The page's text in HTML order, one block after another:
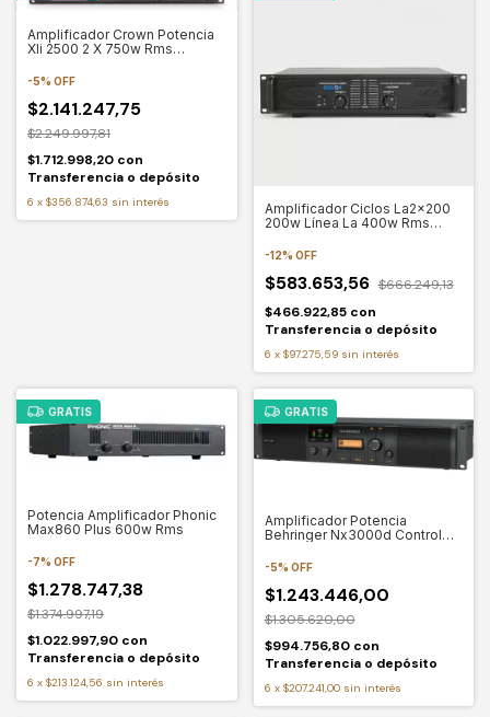
Amplificador Crown Potencia
Xli 2500 2 X 750w Rms
-5% OFF
$2.141.247,75
$2.249.997,81
$1.712.998,20 con
Transferencia o depósito
6 x $356.874,63 sin interés
Amplificador Ciclos La2x200
200w Línea La 400w Rms
-12% OFF
$583.653,56 $666.249,13
$466.922,85 con
Transferencia o depósito
6 x $97.275,59 sin interés
GRATIS
Potencia Amplificador Phonic
Max860 Plus 600w Rms
-7% OFF
$1.278.747,38
$1.374.997,19
$1.022.997,90 con
Transferencia o depósito
6 x $213.124,56 sin interés
GRATIS
Amplificador Potencia
Behringer Nx3000d Control
-5% OFF
$1.243.446,00
$1.305.620,00
$994.756,80 con
Transferencia o depósito
6 x $207.241,00 sin interés